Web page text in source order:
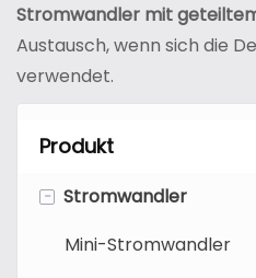
Stromwandler mit
Austausch, wenn sich die
verwendet.
Produkt
- Stromwandler
Mini-Stromwandler